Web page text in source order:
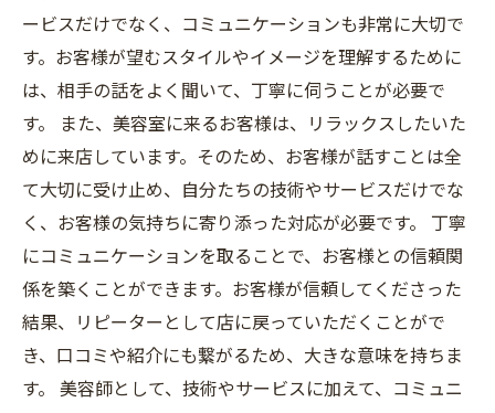
ービスだけでなく、コミュニケーションも非常に大切で
す。お客様が望むスタイルやイメージを理解するために
は、相手の話をよく聞いて、丁寧に伺うことが必要で
す。 また、美容室に来るお客様は、リラックスしたいた
めに来店しています。そのため、お客様が話すことは全
て大切に受け止め、自分たちの技術やサービスだけでな
く、お客様の気持ちに寄り添った対応が必要です。 丁寧
にコミュニケーションを取ることで、お客様との信頼関
係を築くことができます。お客様が信頼してくださった
結果、リピーターとして店に戻っていただくことがで
き、口コミや紹介にも繋がるため、大きな意味を持ちま
す。 美容師として、技術やサービスに加えて、コミュニ